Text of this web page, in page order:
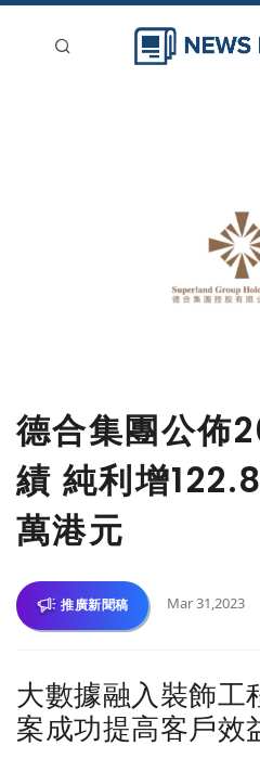
德合集團公佈
績 純利增
萬港元
推廣新聞稿 Mar 31,2023
大數據融入裝飾工
案成功提高客戶效